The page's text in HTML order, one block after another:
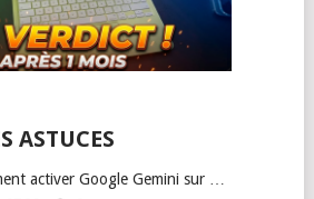
ASTUCES
activer Google Gemini sur …